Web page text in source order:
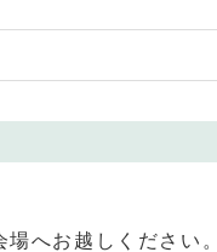
へお越しください